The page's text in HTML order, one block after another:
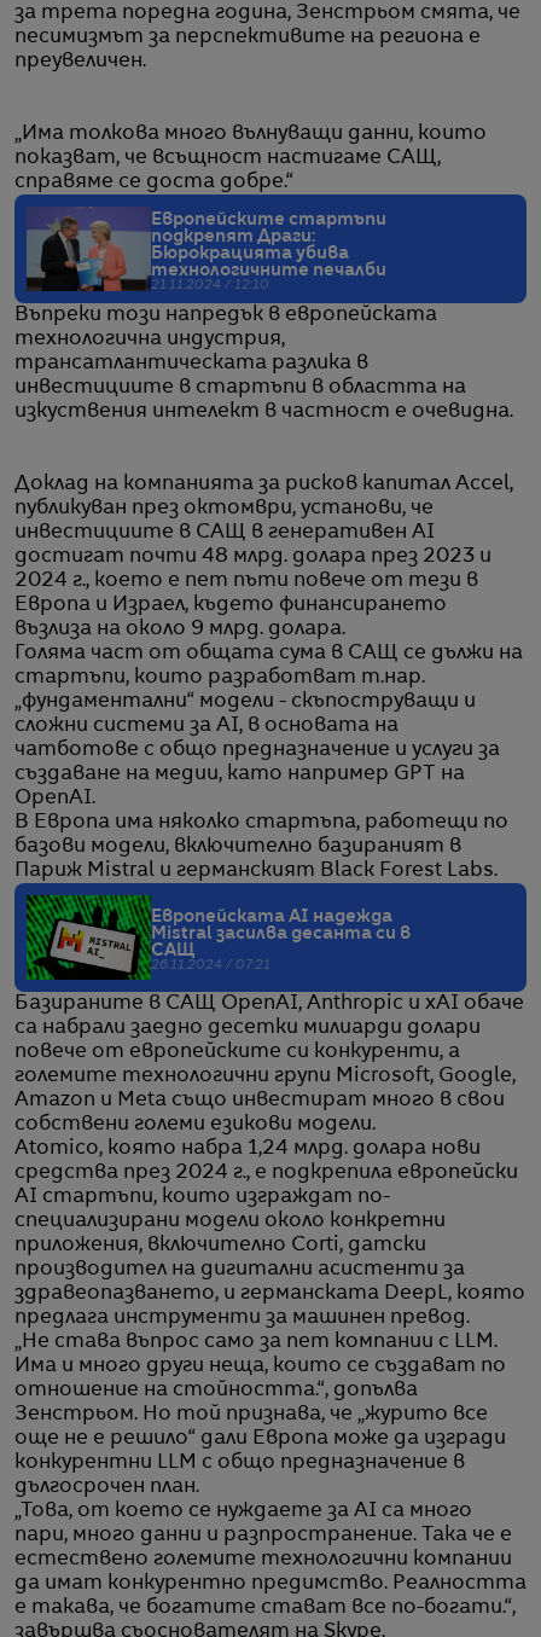
за трета поредна година, Зенстрьом смята, че
песимизмът за перспективите на региона е
преувеличен.
„Има толкова много вълнуващи данни, които
показват, че всъщност настигаме САЩ,
справяме се доста добре.“
Европейските стартъпи
подкрепят Драги:
Бюрокрацията убива
технологичните печалби
21.11.2024 / 12:10
Въпреки този напредък в европейската
технологична индустрия,
трансатлантическата разлика в
инвестициите в стартъпи в областта на
изкуствения интелект в частност е очевидна.
Доклад на компанията за рисков капитал Accel,
публикуван през октомври, установи, че
инвестициите в САЩ в генеративен AI
достигат почти 48 млрд. долара през 2023 и
2024 г., което е пет пъти повече от тези в
Европа и Израел, където финансирането
възлиза на около 9 млрд. долара.
Голяма част от общата сума в САЩ се дължи на
стартъпи, които разработват т.нар.
„фундаментални“ модели - скъпоструващи и
сложни системи за AI, в основата на
чатботове с общо предназначение и услуги за
създаване на медии, като например GPT на
OpenAI.
В Европа има няколко стартъпа, работещи по
базови модели, включително базираният в
Париж Mistral и германският Black Forest Labs.
Европейската AI надежда
Мistral засилва десанта си в
САЩ
26.11.2024 / 07:21
Базираните в САЩ OpenAI, Anthropic и xAI обаче
са набрали заедно десетки милиарди долари
повече от европейските си конкуренти, а
големите технологични групи Microsoft, Google,
Amazon и Meta също инвестират много в свои
собствени големи езикови модели.
Atomico, която набра 1,24 млрд. долара нови
средства през 2024 г., е подкрепила европейски
AI стартъпи, които изграждат по-
специализирани модели около конкретни
приложения, включително Corti, датски
производител на дигитални асистенти за
здравеопазването, и германската DeepL, която
предлага инструменти за машинен превод.
„Не става въпрос само за пет компании с LLM.
Има и много други неща, които се създават по
отношение на стойността.“, допълва
Зенстрьом. Но той признава, че „журито все
още не е решило“ дали Европа може да изгради
конкурентни LLM с общо предназначение в
дългосрочен план.
„Това, от което се нуждаете за AI са много
пари, много данни и разпространение. Така че е
естествено големите технологични компании
да имат конкурентно предимство. Реалността
е такава, че богатите стават все по-богати.“,
завършва съоснователят на Skype.